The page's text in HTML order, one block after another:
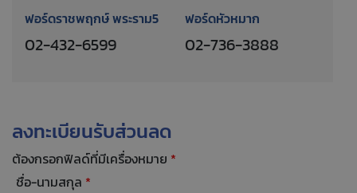
ฟอร์ดราชพฤกษ์ พระราม5
02-432-6599
ฟอร์ดหัวหมาก
02-736-3888
ลงทะเบียนรับส่วนลด
ต้องกรอกฟิลด์ที่มีเครื่องหมาย *
ชื่อ-นามสกุล *